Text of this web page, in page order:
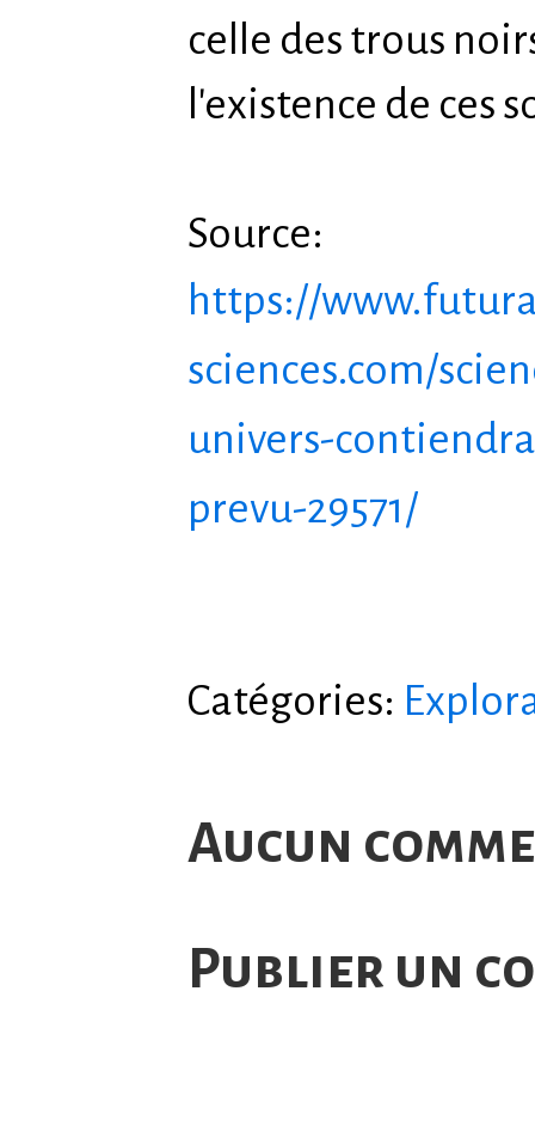
celle des trous
l'existence de ces
Source:
https://
sciences.com/
univers-
prevu-29571/
Catégories:
Aucun
Publier un